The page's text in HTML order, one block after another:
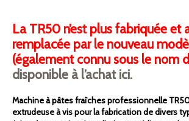
La TR50 n’est plus fabriquée et
remplacée par le nouveau
(également connu sous le nom
disponible à l’achat ici.
Machine à pâtes fraîches professionnelle
extrudeuse à vis pour la fabrication de divers